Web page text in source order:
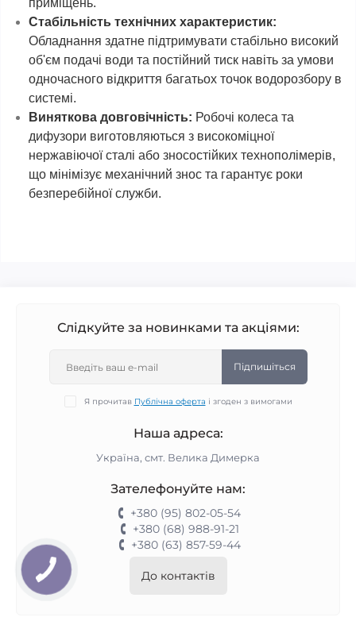
приміщень.
Стабільність технічних характеристик:
Обладнання здатне підтримувати стабільно високий
об'єм подачі води та постійний тиск навіть за умови
одночасного відкриття багатьох точок водорозбору в
системі.
Виняткова довговічність: Робочі колеса та
дифузори виготовляються з високоміцної
нержавіючої сталі або зносостійких технополімерів,
що мінімізує механічний знос та гарантує роки
безперебійної служби.
Слідкуйте за новинками та акціями:
Підпишіться
Я прочитав Публічна оферта і згоден з вимогами
Наша адреса:
Україна, смт. Велика Димерка
Зателефонуйте нам:
+380 (95) 802-05-54
+380 (68) 988-91-21
+380 (63) 857-59-44
До контактів